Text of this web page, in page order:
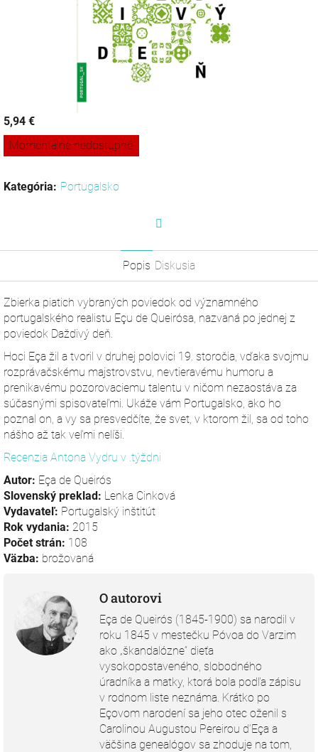
5,94 €
Jednotková
cena:
Momentálne nedostupné
Kategória: Portugalsko
Popis Diskusia
Zbierka piatich vybraných poviedok od významného
portugalského realistu Eçu de Queirósa, nazvaná po jednej z
poviedok Daždivý deň.
Hoci Eça žil a tvoril v druhej polovici 19. storočia, vďaka svojmu
rozprávačskému majstrovstvu, nevtieravému humoru a
prenikavému pozorovaciemu talentu v ničom nezaostáva za
súčasnými spisovateľmi. Ukáže vám Portugalsko, ako ho
poznal on, a vy sa presvedčíte, že svet, v ktorom žil, sa od toho
nášho až tak veľmi nelíši.
Recenzia Antona Vydru v .týždni
Autor: Eça de Queirós
Slovenský preklad: Lenka Cinková
Vydavateľ: Portugalský inštitút
Rok vydania: 2015
Počet strán: 108
Väzba: brožovaná
O autorovi
Eça de Queirós (1845-1900) sa narodil v
roku 1845 v mestečku Póvoa do Varzim
ako „škandalózne“ dieťa
vysokopostaveného, slobodného
úradníka a matky, ktorá bola podľa zápisu
v rodnom liste neznáma. Krátko po
Eçovom narodení sa jeho otec oženil s
Carolinou Augustou Pereirou d’Eça a
väčšina genealógov sa zhoduje na tom,